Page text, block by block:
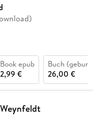
epub
€
Buch
26,00 €